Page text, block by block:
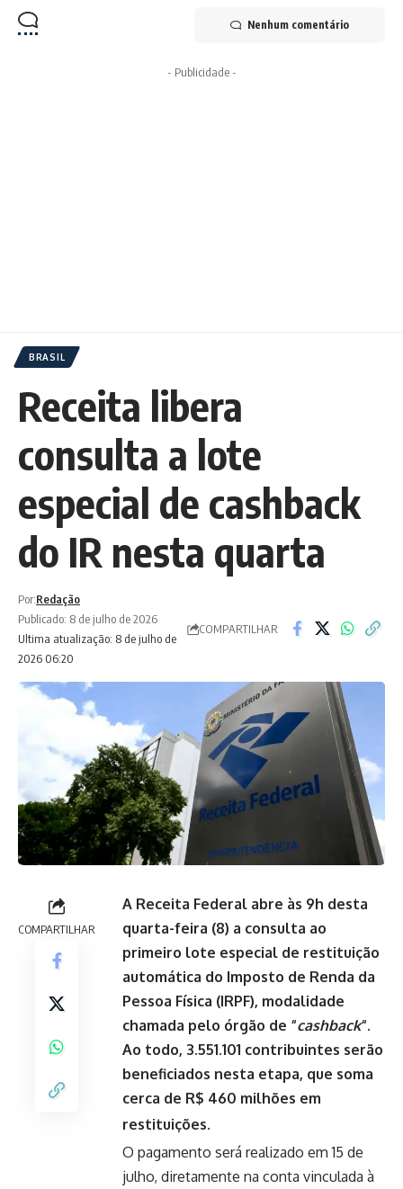
Nenhum comentário
- Publicidade -
BRASIL
Receita libera
consulta a lote
especial de cashback
do IR nesta quarta
Ultima atualização: 8 de julho de
2026 06:20
Por:Redação
Publicado: 8 de julho de 2026
COMPARTILHAR
COMPARTILHAR
A Receita Federal abre às 9h desta
quarta-feira (8) a consulta ao
primeiro lote especial de restituição
automática do Imposto de Renda da
Pessoa Física (IRPF), modalidade
chamada pelo órgão de “cashback“.
Ao todo, 3.551.101 contribuintes serão
beneficiados nesta etapa, que soma
cerca de R$ 460 milhões em
restituições.
O pagamento será realizado em 15 de
julho, diretamente na conta vinculada à